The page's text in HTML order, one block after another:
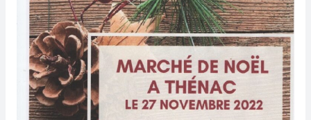
Noël
dimanche
novembre